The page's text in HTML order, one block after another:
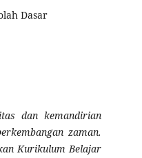
Dasar
dan kemandirian
zaman.
Kurikulum Belajar